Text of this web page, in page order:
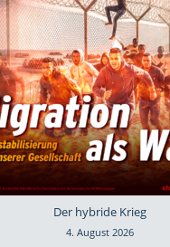
Der hybride Krieg
4. August 2026